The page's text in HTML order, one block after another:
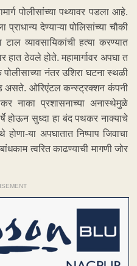
पोलीसांच्या पथ्यावर पडला आहे.
देण्याऱ्या पोलिसांच्या चौकी
व्यावसायिकांची हत्या करण्यात
हात ठेवले होते. महामार्गावर अपघा त
पोलीसाच्या नंतर उशिरा घटना स्थळी
असते. ओरिएंटल कन्स्ट्रक्शन कंपनी
नाका प्रशासनाच्या अनास्थेमुळे
होऊन सुध्दा हा बंद पथकर नाक्याचे
या अपघातात निष्पाप जिवाचा
त्वरित काढण्याची मागणी जोर